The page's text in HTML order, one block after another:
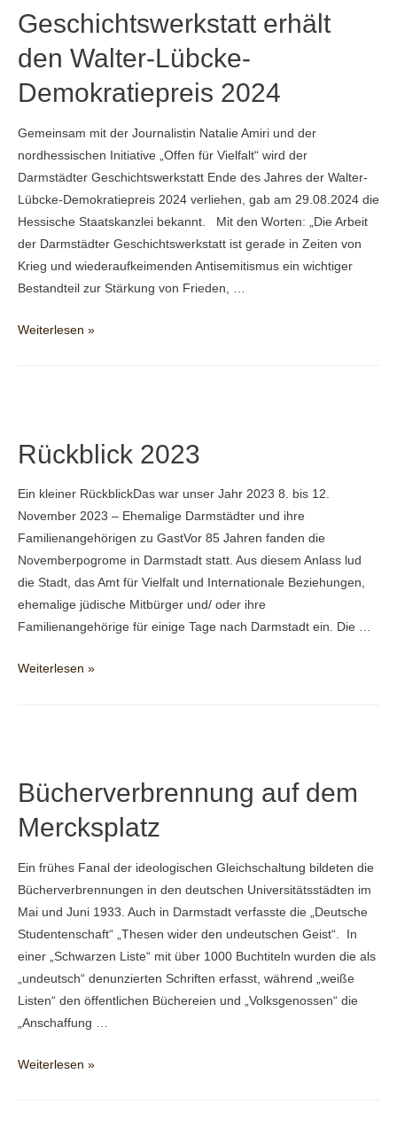
Geschichtswerkstatt erhält
den Walter-Lübcke-
Demokratiepreis 2024
Gemeinsam mit der Journalistin Natalie Amiri und der
nordhessischen Initiative „Offen für Vielfalt“ wird der
Darmstädter Geschichtswerkstatt Ende des Jahres der Walter-
Lübcke-Demokratiepreis 2024 verliehen, gab am 29.08.2024 die
Hessische Staatskanzlei bekannt. Mit den Worten: „Die Arbeit
der Darmstädter Geschichtswerkstatt ist gerade in Zeiten von
Krieg und wiederaufkeimenden Antisemitismus ein wichtiger
Bestandteil zur Stärkung von Frieden, …
Darmstädter
Demokratiepreis
Weiterlesen »
Rückblick 2023
Ein kleiner RückblickDas war unser Jahr 2023 8. bis 12.
November 2023 – Ehemalige Darmstädter und ihre
Familienangehörigen zu GastVor 85 Jahren fanden die
Novemberpogrome in Darmstadt statt. Aus diesem Anlass lud
die Stadt, das Amt für Vielfalt und Internationale Beziehungen,
ehemalige jüdische Mitbürger und/ oder ihre
Familienangehörige für einige Tage nach Darmstadt ein. Die …
Rückblick
Weiterlesen »
Bücherverbrennung auf dem
Mercksplatz
Ein frühes Fanal der ideologischen Gleichschaltung bildeten die
Bücherverbrennungen in den deutschen Universitätsstädten im
Mai und Juni 1933. Auch in Darmstadt verfasste die „Deutsche
Studentenschaft“ „Thesen wider den undeutschen Geist“. In
einer „Schwarzen Liste“ mit über 1000 Buchtiteln wurden die als
„undeutsch“ denunzierten Schriften erfasst, während „weiße
Listen“ den öffentlichen Büchereien und „Volksgenossen“ die
„Anschaffung …
Bücherverbrennung
Weiterlesen »